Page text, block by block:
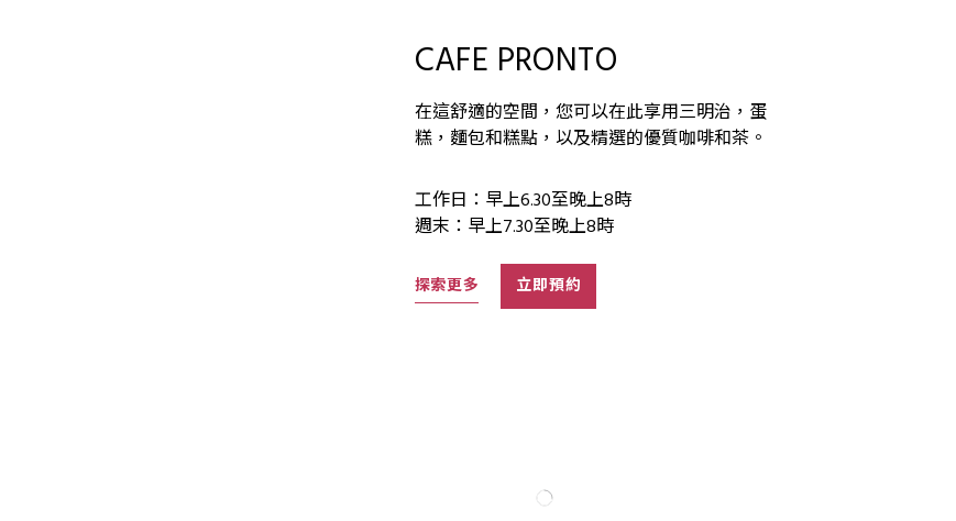
CAFE PRONTO
在這舒適的空間，您可以在此享用三明治，蛋
糕，麵包和糕點，以及精選的優質咖啡和茶。
工作日：早上6.30至晚上8時
週末：早上7.30至晚上8時
探索更多 立即預約